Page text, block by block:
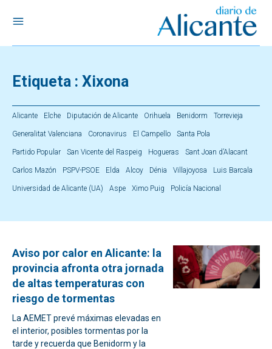
Etiqueta : Xixona
Alicante Elche Diputación de Alicante Orihuela Benidorm Torrevieja
Generalitat Valenciana Coronavirus El Campello Santa Pola
Partido Popular San Vicente del Raspeig Hogueras Sant Joan d’Alacant
Carlos Mazón PSPV-PSOE Elda Alcoy Dénia Villajoyosa Luis Barcala
Universidad de Alicante (UA) Aspe Ximo Puig Policía Nacional
Aviso por calor en Alicante: la
provincia afronta otra jornada
de altas temperaturas con
riesgo de tormentas
La AEMET prevé máximas elevadas en
el interior, posibles tormentas por la
tarde y recuerda que Benidorm y la